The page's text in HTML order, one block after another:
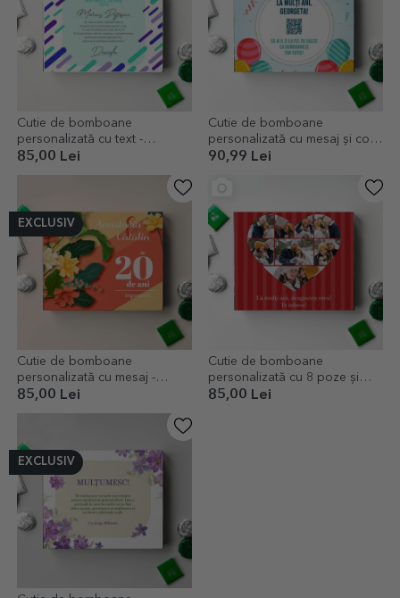
Cutie de bomboane
personalizată cu text -
Apreciere
85,00 Lei
Cutie de bomboane
personalizată cu mesaj și cod
QR - La mulți ani!
90,99 Lei
EXCLUSIV
Cutie de bomboane
personalizată cu mesaj -
Flowers
85,00 Lei
Cutie de bomboane
personalizată cu 8 poze și
mesaj - Iubire
85,00 Lei
EXCLUSIV